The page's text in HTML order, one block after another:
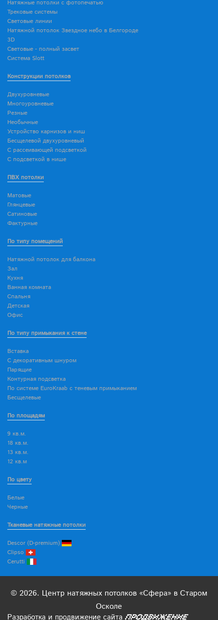
Натяжные потолки с фотопечатью
Трековые системы
Световые линии
Натяжной потолок Звездное небо в Белгороде
3D
Световые - полный засвет
Система Slott
Конструкции потолков
Двухуровневые
Многоуровневые
Резные
Необычные
Устройство карнизов и ниш
Бесщелевой двухуровневый
С рассеивающей подсветкой
С подсветкой в нише
ПВХ потолки
Матовые
Глянцевые
Сатиновые
Фактурные
По типу помещений
Натяжной потолок для балкона
Зал
Кухня
Ванная комната
Спальня
Детская
Офис
По типу примыкания к стене
Вставка
С декоративным шнуром
Парящие
Контурная подсветка
По системе EuroKraab с теневым примыканием
Бесщелевые
По площадям
9 кв.м.
18 кв.м.
13 кв.м.
12 кв.м
По цвету
Белые
Черные
Тканевые натяжные потолки
Descor (D-premium)
Clipso
Cerutti
© 2026. Центр натяжных потолков «Сфера» в Старом
Осколе
Разработка и продвижение сайта